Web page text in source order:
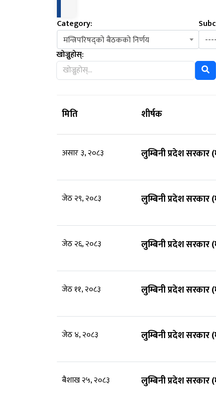
Category:
मन्त्रिपरिषद्को बैठकको निर्णय
खोज्नुहोस्:
मिति शीर्षक
असार ३, २०८३ लुम्बिनी प्रदेश सरकार
जेठ २९, २०८३ लुम्बिनी प्रदेश सरकार
जेठ २६, २०८३ लुम्बिनी प्रदेश सरकार
जेठ ११, २०८३ लुम्बिनी प्रदेश सरकार
जेठ ४, २०८३ लुम्बिनी प्रदेश सरकार
बैशाख २५, २०८३ लुम्बिनी प्रदेश सरकार